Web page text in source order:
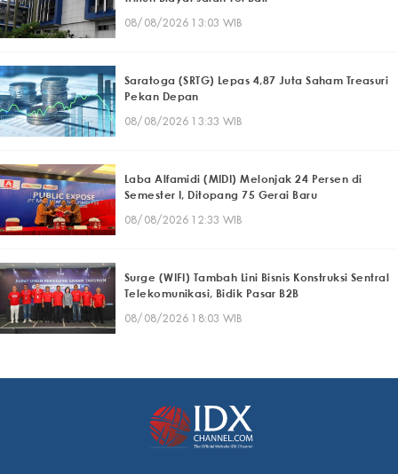
08/08/2026 13:03 WIB
Saratoga (SRTG) Lepas 4,87 Juta Saham Treasuri
Pekan Depan
08/08/2026 13:33 WIB
Laba Alfamidi (MIDI) Melonjak 24 Persen di
Semester I, Ditopang 75 Gerai Baru
08/08/2026 12:33 WIB
Surge (WIFI) Tambah Lini Bisnis Konstruksi Sentral
Telekomunikasi, Bidik Pasar B2B
08/08/2026 18:03 WIB